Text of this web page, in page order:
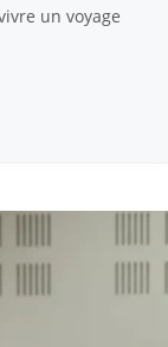
un voyage